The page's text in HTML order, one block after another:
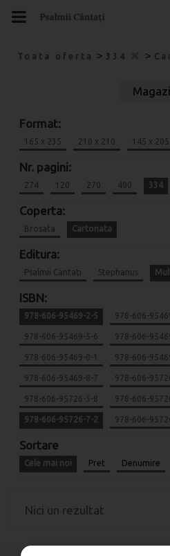
Toata oferta > 334 >
Format:
165 x 235 210 x 210 145 x
Nr. pagini:
274 120 270 400 334
Coperta:
Brosata Cartonata
Editura:
Psalmii Cantati Stephanus
ISBN:
978-606-95469-2-5 978-606-
978-606-95469-5-6 978-606-
978-606-95469-0-1 978-606-
978-606-95469-8-7 978-606-
978-606-95726-5-8 978-606-
978-606-95726-7-2 978-606-
Sortare
Cele mai noi Pret Denumire
Nici un rezultat